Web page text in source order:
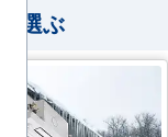
選ぶ